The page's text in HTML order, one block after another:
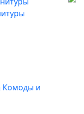
Комоды и